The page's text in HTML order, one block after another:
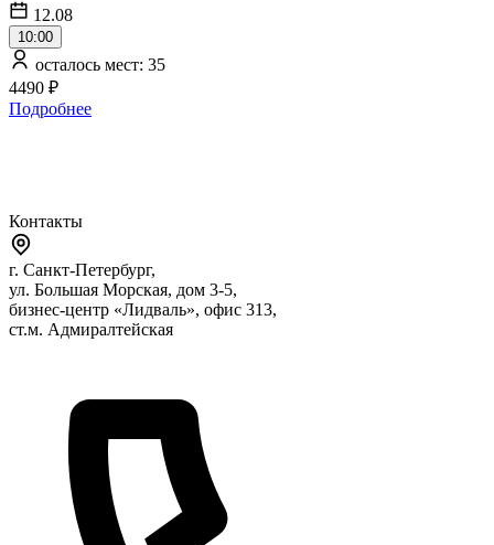
12.08
10:00
осталось мест: 35
4490 ₽
Подробнее
Контакты
г. Санкт-Петербург,
ул. Большая Морская, дом 3-5,
бизнес-центр «Лидваль», офис 313,
ст.м. Адмиралтейская